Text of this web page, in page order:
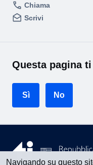
Navigando su questo
Chiama
Scrivi
Questa pagina
Sì No